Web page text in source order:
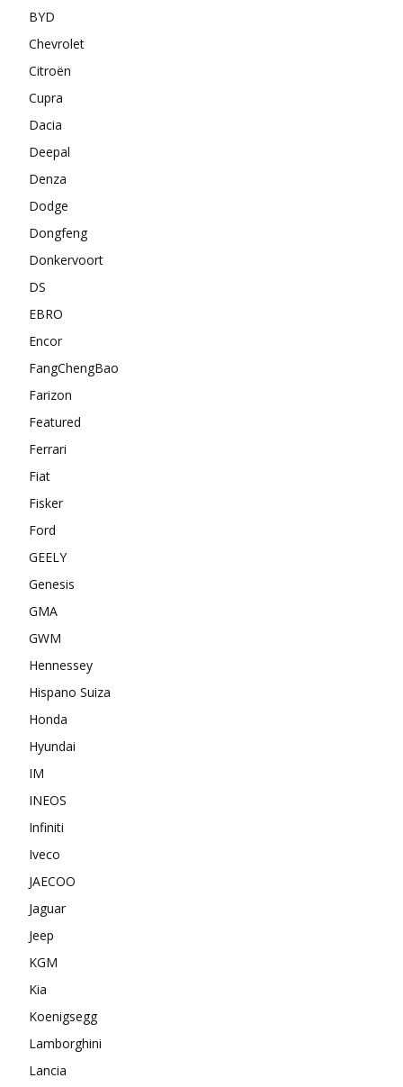
BYD
Chevrolet
Citroën
Cupra
Dacia
Deepal
Denza
Dodge
Dongfeng
Donkervoort
DS
EBRO
Encor
FangChengBao
Farizon
Featured
Ferrari
Fiat
Fisker
Ford
GEELY
Genesis
GMA
GWM
Hennessey
Hispano Suiza
Honda
Hyundai
IM
INEOS
Infiniti
Iveco
JAECOO
Jaguar
Jeep
KGM
Kia
Koenigsegg
Lamborghini
Lancia